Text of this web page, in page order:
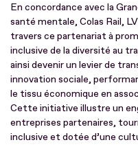
En concordance avec la
santé mentale, Colas Rail,
travers ce partenariat à
inclusive de la diversité au
ainsi devenir un levier de
innovation sociale,
le tissu économique en
Cette initiative illustre un
entreprises partenaires,
inclusive et dotée d’une